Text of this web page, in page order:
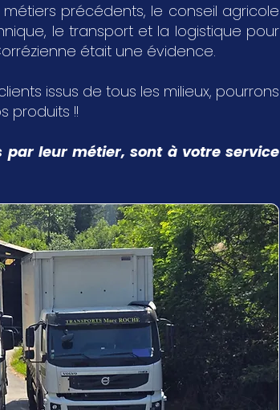
précédents, le conseil agricole
le transport et la logistique pour
était une évidence.
issus de tous les milieux, pourrons
produits !!
par leur métier, sont à votre service